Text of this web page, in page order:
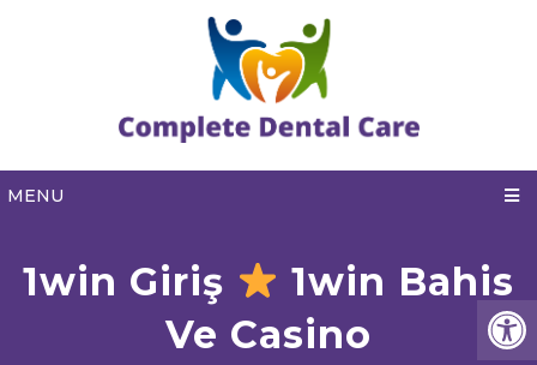
MENU
1win Giriş
1win Bahis
Ve Casino